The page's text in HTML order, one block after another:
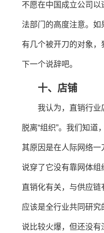
不愿在中国成立公司
法部门的高度注意。
有几个被开刀的对象，
下一个说辞吧。
十、店铺
我认为，直销行业
脱离“组织”。我们知道
其原因是在人际网络一
说穿了它没有靠网体
直销化有关，与供应链
应该是全行业共同研
说比较火爆，但还没